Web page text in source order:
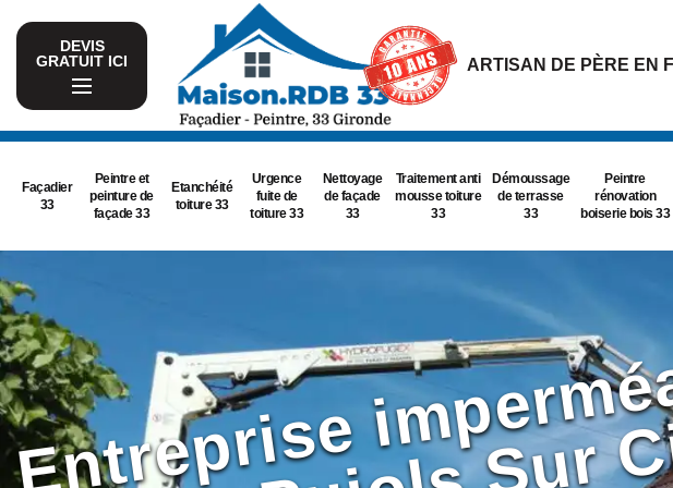
DEVIS
GRATUIT ICI
ARTISAN DE PÈRE EN
Façadier
33
Peintre et
peinture de
façade 33
Etanchéité
toiture 33
Urgence
fuite de
toiture 33
Nettoyage
de façade
33
Traitement anti
mousse toiture
33
Démoussage
de terrasse
33
Peintre
rénovation
boiserie bois 33